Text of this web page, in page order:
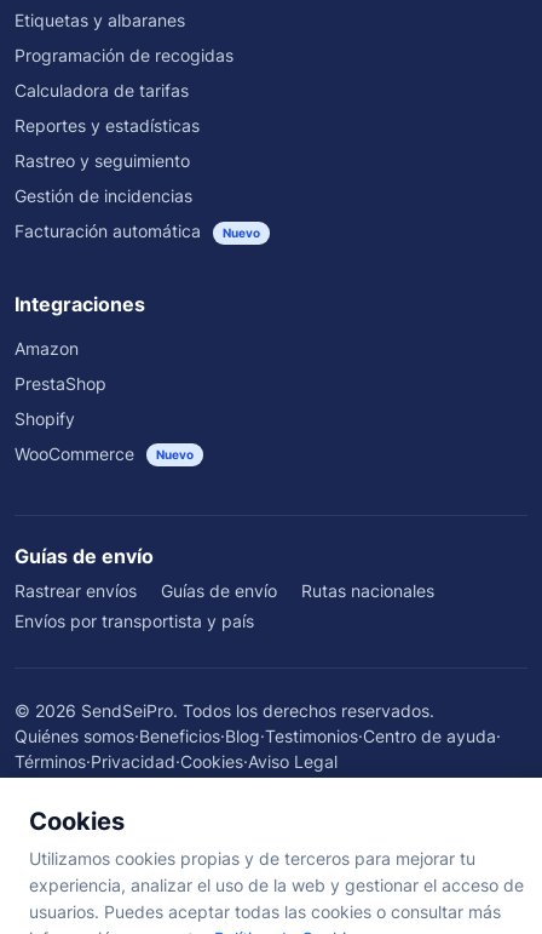
Cookies
Utilizamos cookies propias y de terceros para mejorar tu
experiencia, analizar el uso de la web y gestionar el acceso de
usuarios. Puedes aceptar todas las cookies o consultar más
Etiquetas y albaranes
Programación de recogidas
Calculadora de tarifas
Reportes y estadísticas
Rastreo y seguimiento
Gestión de incidencias
Facturación automática
Nuevo
Integraciones
Amazon
PrestaShop
Shopify
WooCommerce
Nuevo
Guías de envío
Rastrear envíos Guías de envío
Rutas nacionales
Envíos por transportista y país
© 2026 SendSeiPro. Todos los derechos reservados.
Quiénes somos·Beneficios·Blog·Testimonios·Centro de ayuda·
Términos·Privacidad·Cookies·Aviso Legal